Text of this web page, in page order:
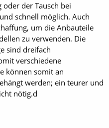
der Tausch bei
schnell möglich. Auch
um die Anbauteile
zu verwenden. Die
sind dreifach
verschiedene
können somit an
werden; ein teurer und
nötig.d